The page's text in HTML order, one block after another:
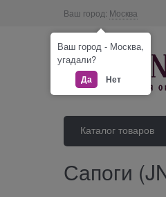
Ваш город: Москва
Каталог товаров
Сапоги
Ваш город - Москва,
угадали?
Да Нет